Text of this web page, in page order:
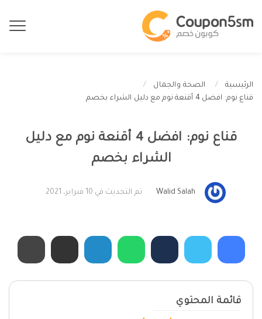
الرئيسية
الصحة والجمال
قناع نوم: افضل 4 أقنعة نوم مع دليل الشراء بخصم
قناع نوم: افضل 4 أقنعة نوم مع دليل
الشراء بخصم
Walid Salah تم التحديث في 10 فبراير، 2021
قائمة المحتوي